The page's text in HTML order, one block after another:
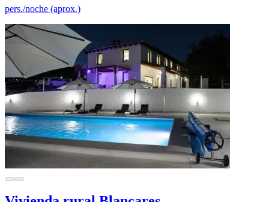
pers./noche (aprox.)